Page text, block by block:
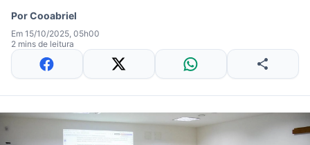
PorCooabriel
Em 15/10/2025, 05h00
2 mins de leitura